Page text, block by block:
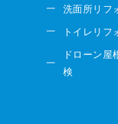
洗面所リフ
トイレリフ
ドローン屋
検